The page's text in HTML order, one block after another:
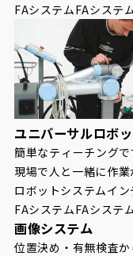
FAシステムFAシステ
ユニバーサルロボ
簡単なティーチング
現場で人と一緒に作
ロボットシステムイ
FAシステムFAシステ
画像システム
位置決め・有無検査